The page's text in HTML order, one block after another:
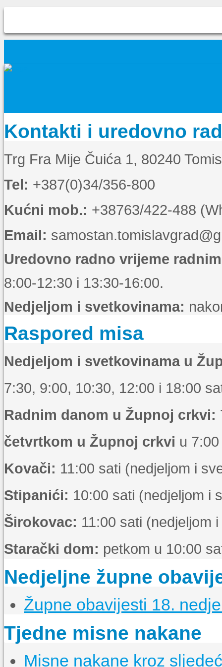
Kontakti i uredovno
Trg Fra Mije Čuića 1, 80240
Tel: +387(0)34/356-800
Kućni mob.: +38763/422-488
Email:
Uredovno radno vrijeme
8:00-12:30 i 13:30-16:00.
Nedjeljom i svetkovinama:
Raspored misa
Nedjeljom i svetkovinama u
7:30, 9:00, 10:30, 12:00 i 18:00
Radnim danom u Župnoj crkvi:
četvrtkom u Župnoj crkvi u
Kovači: 11:00 sati (nedjeljom i
Stipanići: 10:00 sati (nedjeljom i
Širokovac: 11:00 sati (nedjeljom
Starački dom: petkom u 10:00
Nedjeljne župne
Župne obavijesti 18.
Tjedne misne nakane
Misne nakane kroz